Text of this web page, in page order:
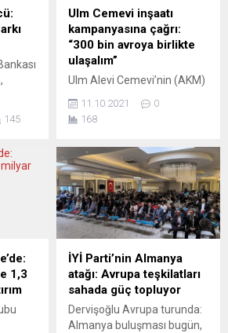
bozmaya çalışan ırkçı
partilere geçit
vermemeliyiz” dedi.
“GÖÇMEN KARŞITI
SÖYLEMLER TOPLUMSAL
BARIŞI TEHDİT EDİYOR”...
145
Ulm Cemevi inşaatı
kampanyasına çağrı:
“300 bin avroya birlikte
ulaşalım”
Ulm Alevi Cemevi’nin (AKM)
az kaldı. Bu yıl tamamlanıp
açılışının yapılması beklenen
bağış yağdı. Kampanya için
şimdiye kadar toplanan
miktarın yaklaşık 234 bin
avro olduğu bildirilen
açıklamada cemevi
inşaatının
tamamlanabilmesi için
kampanyaya destek çağrısı
yapıldı. AKM Ulm Başkanı
Kaan Yalçın konuya ilişkin
yaptığı açıklamada, şu...
11.10.2021
0
168
1,3
İYİ Parti’nin Almanya
atağı: Avrupa teşkilatları
sahada güç topluyor
Dervişoğlu Avrupa turunda:
Almanya buluşması bugün,